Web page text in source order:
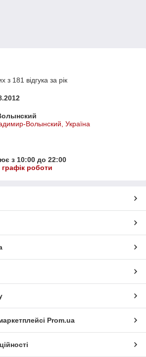
з 181 відгука за рік
Волынский, Україна
з 10:00 до 22:00
роботи
Prom.ua